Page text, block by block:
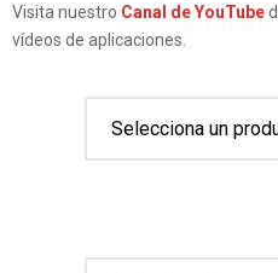
Visita nuestro Canal de YouTube
vídeos de aplicaciones.